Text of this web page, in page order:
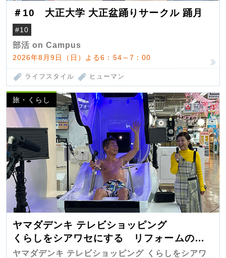
＃10 大正大学 大正盆踊りサークル 踊月
#10
部活 on Campus
2026年8月9日（日）よる6：54～7：00
ライフスタイル ヒューマン
旅・くらし
ヤマダデンキ テレビショッピング
くらしをシアワセにする リフォームの
匠 第7弾
ヤマダデンキ テレビショッピング くらしをシアワ